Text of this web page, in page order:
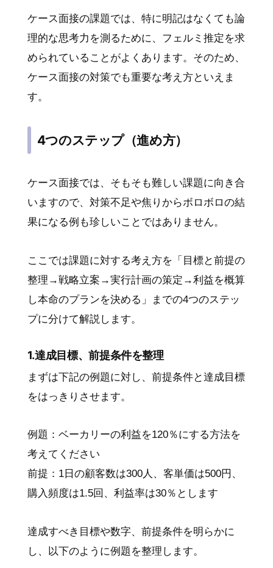
ケース面接の課題では、特に明記はなくても論
理的な思考力を測るために、フェルミ推定を求
められていることがよくあります。そのため、
ケース面接の対策でも重要な考え方といえま
す。
4つのステップ（進め方）
ケース面接では、そもそも難しい課題に向き合
いますので、対策不足や焦りからボロボロの結
果になる例も珍しいことではありません。
ここでは課題に対する考え方を「目標と前提の
整理→戦略立案→実行計画の策定→利益を概算
し本命のプランを決める」までの4つのステッ
プに分けて解説します。
1.達成目標、前提条件を整理
まずは下記の例題に対し、前提条件と達成目標
をはっきりさせます。
例題：ベーカリーの利益を120％にする方法を
考えてください
前提：1日の顧客数は300人、客単価は500円、
購入頻度は1.5回、利益率は30％とします
達成すべき目標や数字、前提条件を明らかに
し、以下のように例題を整理します。